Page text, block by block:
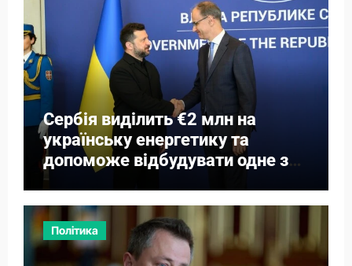
Сербія виділить €2 млн на
українську енергетику та
допоможе відбудувати одне з
міст
Політика